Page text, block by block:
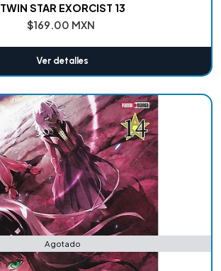
TWIN STAR EXORCIST 13
$169.00 MXN
Ver detalles
Agotado